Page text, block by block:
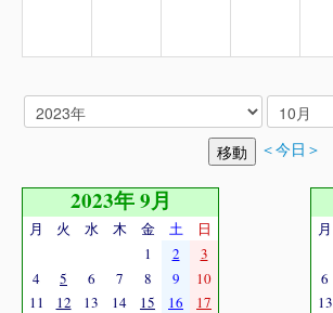
＜今日＞
2023年 9月
月 火 水 木 金 土
日
1
2
3
4
5 6 7 8 9
10
11
12 13 14 15 16
17
月
6
13